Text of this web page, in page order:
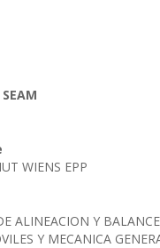
WIENS EPP
ALINEACION Y
Y MECANICA